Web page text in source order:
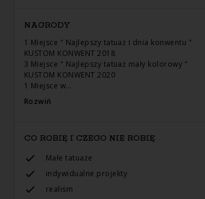
NAGRODY
1 Miejsce " Najlepszy tatuaż I dnia konwentu "
KUSTOM KONWENT 2018
3 Miejsce " Najlepszy tatuaż mały kolorowy "
KUSTOM KONWENT 2020
1 Miejsce w…
Rozwiń
CO ROBIĘ I CZEGO NIE ROBIĘ
Małe tatuaże
indywidualne projekty
realism